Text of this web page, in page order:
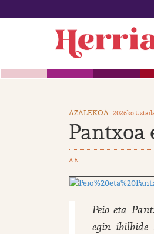
AZALEKOA | 2026ko
Pantxoa
A.E.
Peio eta
egin ibilbide